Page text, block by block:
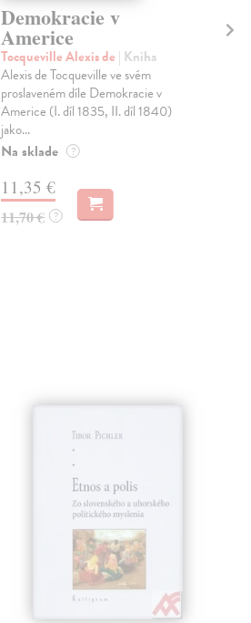
Demokracie v
Americe
Tocqueville Alexis de | Kniha
Alexis de Tocqueville ve svém
proslaveném díle Demokracie v
Americe (I. díl 1835, II. díl 1840)
jako...
Na sklade ?
11,35 €
11,70 € ?